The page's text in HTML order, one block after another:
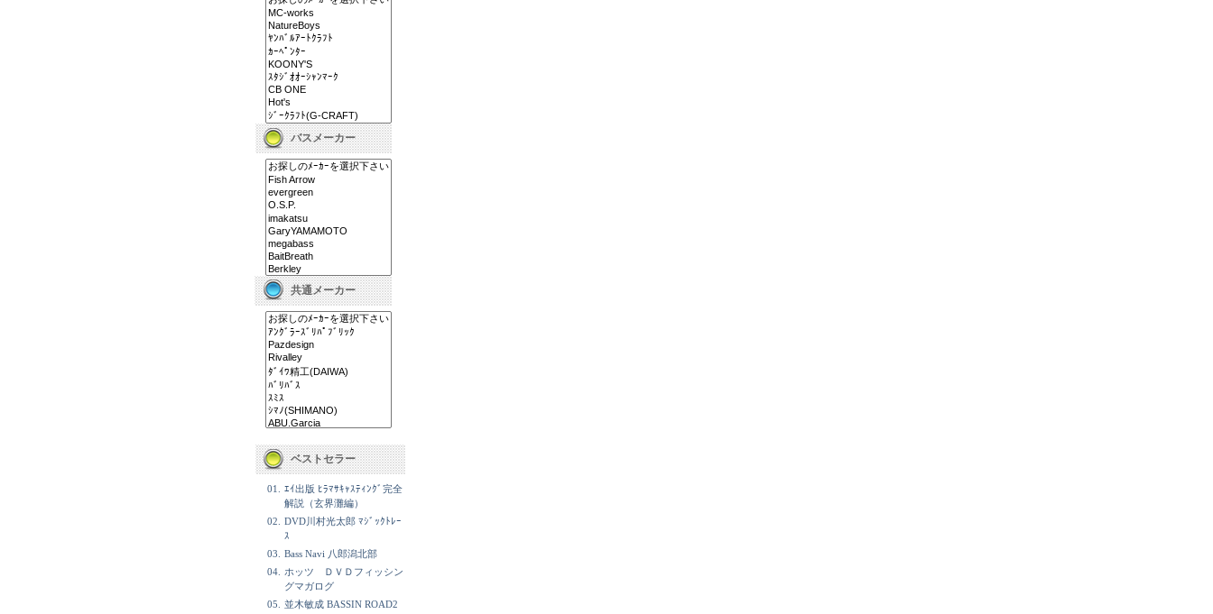
バスメーカー
共通メーカー
ベストセラー
01.
ｴｲ出版 ﾋﾗﾏｻｷｬｽﾃｨﾝｸﾞ完全
解説（玄界灘編）
02.
DVD川村光太郎 ﾏｼﾞｯｸﾄﾚｰ
ｽ
03.
Bass Navi 八郎潟北部
04.
ホッツ ＤＶＤフィッシン
グマガログ
05.
並木敏成 BASSIN ROAD2